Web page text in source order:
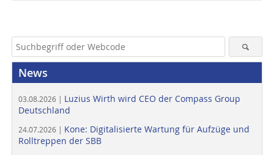
News
03.08.2026 | Luzius Wirth wird CEO der Compass Group
Deutschland
24.07.2026 | Kone: Digitalisierte Wartung für Aufzüge und
Rolltreppen der SBB